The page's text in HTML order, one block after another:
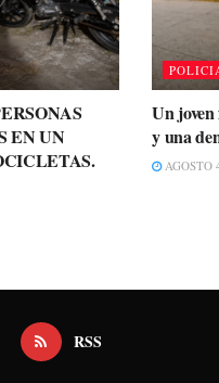
EN UN
Un
y una
AGOSTO
RSS